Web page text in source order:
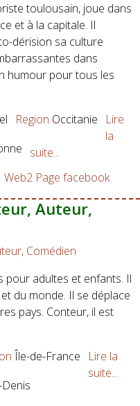
toulousain, joue dans
et à la capitale. Il
dérision sa culture
dans
humour pour tous les
Region Occitanie
Web2 Page facebook
Lire
la
suite...
Auteur,
pour adultes et enfants. Il
du monde. Il se déplace
pays. Conteur, il est
Île-de-France
Lire la
suite...